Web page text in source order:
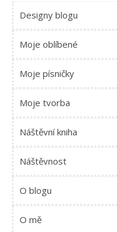
Designy blogu
Moje oblíbené
Moje písničky
Moje tvorba
Náštěvní kniha
Náštěvnost
O blogu
O mě